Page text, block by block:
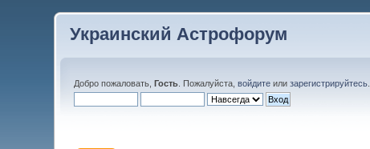
Украинский Астрофорум
Добро пожаловать,Гость . Пожалуйста,войдите илизарегистрируйтесь